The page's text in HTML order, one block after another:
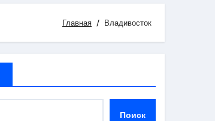
Главная Владивосток
Поиск